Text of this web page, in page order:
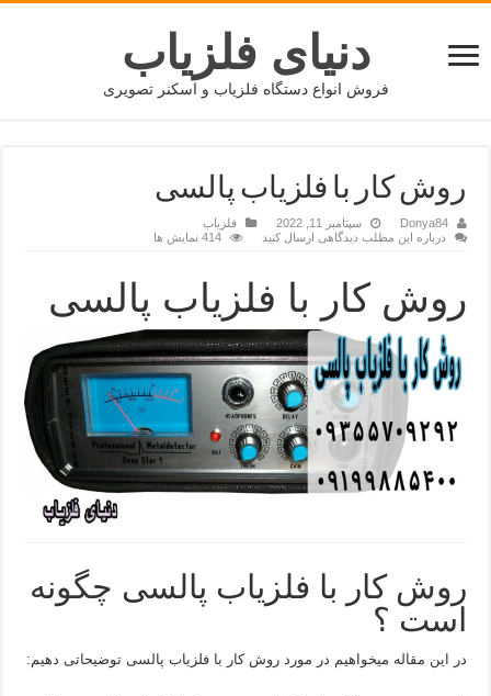
دنیای فلزیاب
فروش انواع دستگاه فلزیاب و اسکنر تصویری
روش کار با فلزیاب پالسی
Donya84 سپتامبر 11, 2022
فلزیاب
درباره این مطلب دیدگاهی ارسال کنید
414 نمایش ها
روش کار با فلزیاب پالسی
روش کار با فلزیاب پالسی چگونه
است ؟
در این مقاله میخواهیم در مورد روش کار با فلزیاب پالسی توضیحاتی دهیم: